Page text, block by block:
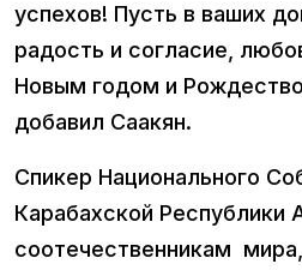
успехов! Пусть в ваших
радость и согласие,
Новым годом и
добавил Саакян.
Спикер Национального
Карабахской Республики
соотечественникам